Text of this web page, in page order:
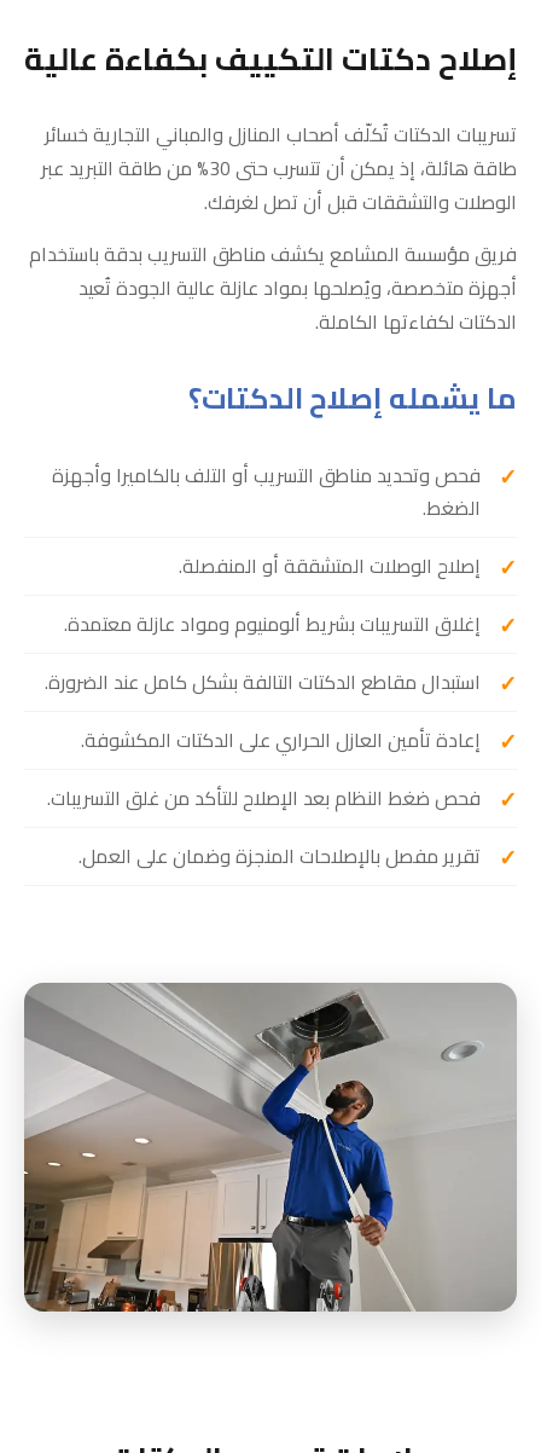
إصلاح دكتات التكييف بكفاءة عالية
تسريبات الدكتات تُكلّف أصحاب المنازل والمباني التجارية خسائر
طاقة هائلة، إذ يمكن أن تتسرب حتى 30% من طاقة التبريد عبر
الوصلات والتشققات قبل أن تصل لغرفك.
فريق مؤسسة المشامع يكشف مناطق التسريب بدقة باستخدام
أجهزة متخصصة، ويُصلحها بمواد عازلة عالية الجودة تُعيد
الدكتات لكفاءتها الكاملة.
ما يشمله إصلاح الدكتات؟
فحص وتحديد مناطق التسريب أو التلف بالكاميرا وأجهزة
الضغط.
إصلاح الوصلات المتشققة أو المنفصلة.
إغلاق التسريبات بشريط ألومنيوم ومواد عازلة معتمدة.
استبدال مقاطع الدكتات التالفة بشكل كامل عند الضرورة.
إعادة تأمين العازل الحراري على الدكتات المكشوفة.
فحص ضغط النظام بعد الإصلاح للتأكد من غلق التسريبات.
تقرير مفصل بالإصلاحات المنجزة وضمان على العمل.